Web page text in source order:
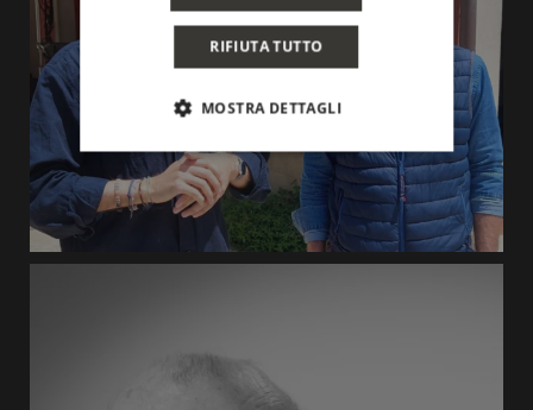
RIFIUTA TUTTO
MOSTRA DETTAGLI